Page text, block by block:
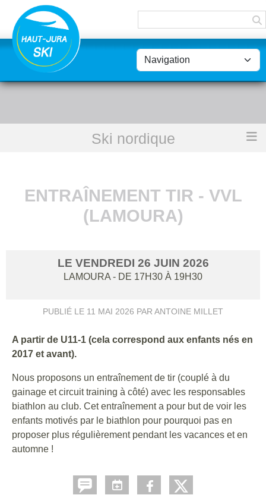
Ski nordique
Entraînement Tir - VVL (Lamoura)
ENTRAÎNEMENT TIR - VVL
(LAMOURA)
LE VENDREDI 26 JUIN 2026
LAMOURA - DE 17H30 À 19H30
PUBLIÉ LE 11 MAI 2026 PAR ANTOINE MILLET
A partir de U11-1 (cela correspond aux enfants nés en
2017 et avant).
Nous proposons un entraînement de tir (couplé à du
gainage et circuit training à côté) avec les responsables
biathlon au club. Cet entraînement a pour but de voir les
enfants motivés par le biathlon pour pourquoi pas en
proposer plus régulièrement pendant les vacances et en
automne !
Panneau de gestion des cookies